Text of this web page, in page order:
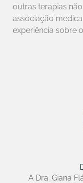
outras terapias
associação
experiência sobre
A Dra. Giana